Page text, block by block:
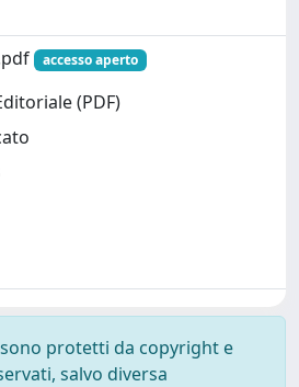
accesso aperto
(PDF)
protetti da copyright e
salvo diversa